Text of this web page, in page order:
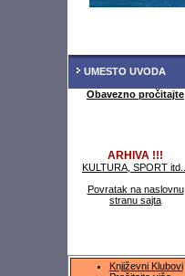
UMESTO UVODA
Obavezno pročitajte
ARHIVA !!!
KULTURA, SPORT itd...
Povratak na naslovnu
stranu sajta
Književni Klubovi